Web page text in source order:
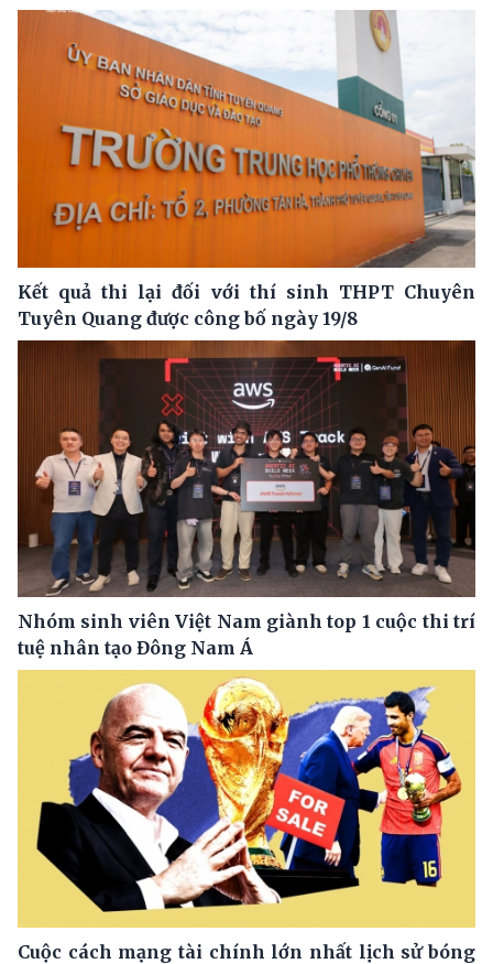
Kết quả thi lại đối với thí sinh THPT Chuyên
Tuyên Quang được công bố ngày 19/8
Nhóm sinh viên Việt Nam giành top 1 cuộc thi trí
tuệ nhân tạo Đông Nam Á
Cuộc cách mạng tài chính lớn nhất lịch sử bóng